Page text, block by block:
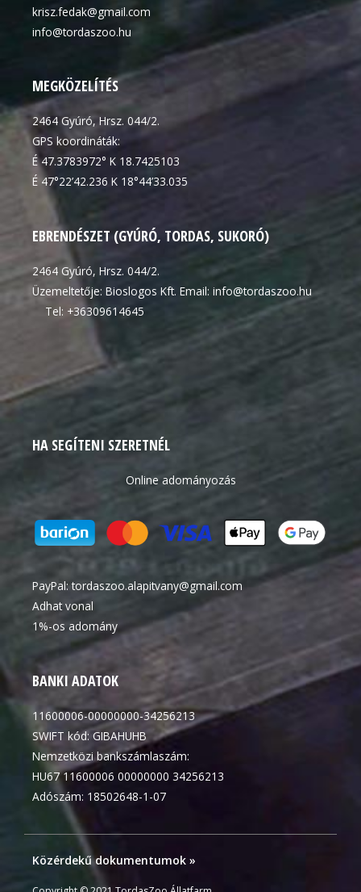
krisz.fedak@gmail.com
info@tordaszoo.hu
MEGKÖZELÍTÉS
2464 Gyúró, Hrsz. 044/2.
GPS koordináták:
É 47.3783972° K 18.7425103
É 47°22’42.236 K 18°44’33.035
EBRENDÉSZET (GYÚRÓ, TORDAS, SUKORÓ)
2464 Gyúró, Hrsz. 044/2.
Üzemeltetője: Bioslogos Kft. Email: info@tordaszoo.hu
Tel: +36309614645
HA SEGÍTENI SZERETNÉL
Online adományozás
PayPal:tordaszoo.alapitvany@gmail.com
Adhat vonal
1%-os adomány
BANKI ADATOK
11600006-00000000-34256213
SWIFT kód: GIBAHUHB
Nemzetközi bankszámlaszám:
HU67 11600006 00000000 34256213
Adószám: 18502648-1-07
Közérdekű dokumentumok »